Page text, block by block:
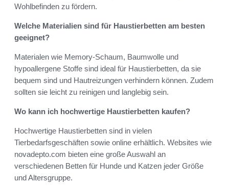
Wohlbefinden zu fördern.
Welche Materialien sind für Haustierbetten am besten
geeignet?
Materialen wie Memory-Schaum, Baumwolle und
hypoallergene Stoffe sind ideal für Haustierbetten, da sie
bequem sind und Hautreizungen verhindern können. Zudem
sollten sie leicht zu reinigen und langlebig sein.
Wo kann ich hochwertige Haustierbetten kaufen?
Hochwertige Haustierbetten sind in vielen
Tierbedarfsgeschäften sowie online erhältlich. Websites wie
novadepto.com bieten eine große Auswahl an
verschiedenen Betten für Hunde und Katzen jeder Größe
und Altersgruppe.